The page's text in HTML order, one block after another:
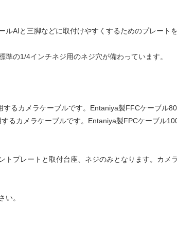
ルAIと三脚などに取付けやすくするためのプレート
準の1/4インチネジ用のネジ穴が備わっています。
るカメラケーブルです。Entaniya製FFCケーブル
るカメラケーブルです。Entaniya製FPCケーブル
トプレートと取付台座、ネジのみとなります。カメ
い。